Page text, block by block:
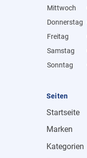
Mittwoch
Donnerstag
Freitag
Samstag
Sonntag
Seiten
Startseite
Marken
Kategorien